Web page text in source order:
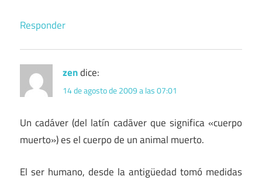
Responder
zendice:
14 de agosto de 2009 a las 07:01
Un cadáver (del latín cadāver que significa «cuerpo
muerto») es el cuerpo de un animal muerto.
El ser humano, desde la antigüedad tomó medidas